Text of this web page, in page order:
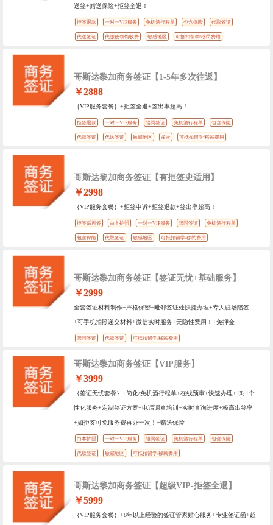
送签+赠送保险+拒签全退！
拒签退款 一对一VIP服务 免机酒行程单 包含保险 代取签证
代送签证 代缴使领馆收费 敏感地区 可抵扣留学/移民费用
哥斯达黎加商务签证【1-5年多次往返】
￥2888
｛VIP服务套餐｝+拒签全退+签出率超高！
拒签退款 一对一VIP服务 陪同签证 免机酒行程单 包含保险
代取签证 代送签证 敏感地区 多次 可抵扣留学/移民费用
哥斯达黎加商务签证【有拒签史适用】
￥2998
｛VIP服务套餐｝+拒签申诉+拒签退款+签出率超高！
拒签后再签 白本护照 一对一VIP服务 陪同签证 免机酒行程单
包含保险 代取签证 敏感地区 可抵扣留学/移民费用
哥斯达黎加商务签证【签证无忧+基础服务】
￥2999
全套签证材料制作+严格保密+毗邻签证处快捷办理+专人驻场陪签
+可手机拍照递交材料+微信实时服务+无隐性费用！+免押金
陪同签证 代取签证 可抵扣留学/移民费用
哥斯达黎加商务签证【VIP服务】
￥3999
｛签证无忧套餐｝+简化/免机酒行程单+在线预审+快速办理+1对1个
性化服务+定制签证方案+电话调查培训+实时查询进度+极高出签率
+如拒签可免服务费再办一次！+赠送保险
白本护照 一对一VIP服务 陪同签证 免机酒行程单 包含保险
代取签证 敏感地区 可抵扣留学/移民费用
哥斯达黎加商务签证【超级VIP-拒签全退】
￥5999
｛VIP服务套餐｝+8年以上经验的签证管家贴心服务+专业签证函+超